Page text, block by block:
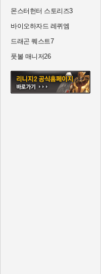
몬스터헌터 스토리즈3
바이오하자드 레퀴엠
드래곤 퀘스트7
풋볼 매니저26